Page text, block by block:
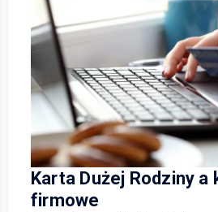
Karta Dużej Rodziny a
firmowe